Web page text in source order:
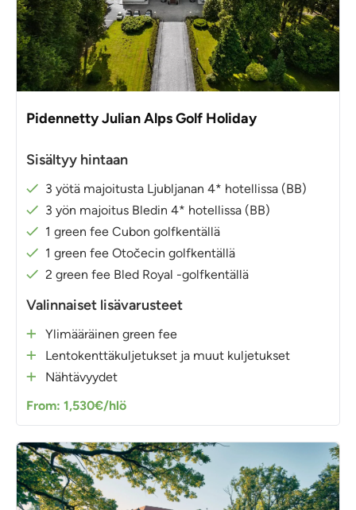
Pidennetty Julian Alps Golf Holiday
Sisältyy hintaan
3 yötä majoitusta Ljubljanan 4* hotellissa (BB)
3 yön majoitus Bledin 4* hotellissa (BB)
1 green fee Cubon golfkentällä
1 green fee Otočecin golfkentällä
2 green fee Bled Royal -golfkentällä
Valinnaiset lisävarusteet
Ylimääräinen green fee
Lentokenttäkuljetukset ja muut kuljetukset
Nähtävyydet
From: 1,530€/hlö